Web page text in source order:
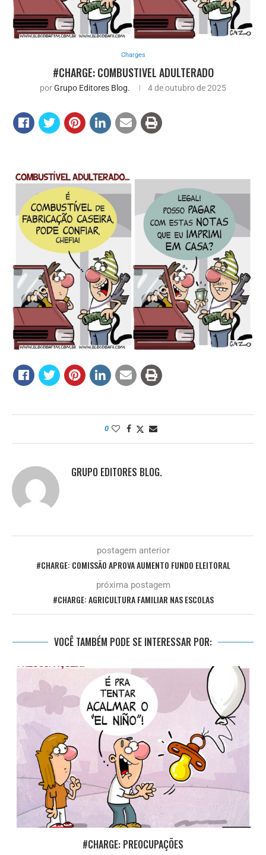
Charges
#CHARGE: COMBUSTIVEL ADULTERADO
porGrupo Editores Blog. 4 de outubro de 2025
0
GRUPO EDITORES BLOG.
postagem anterior
#CHARGE: COMISSÃO APROVA AUMENTO FUNDO ELEITORAL
próxima postagem
#CHARGE: AGRICULTURA FAMILIAR NAS ESCOLAS
VOCÊ TAMBÉM PODE SE INTERESSAR POR:
#CHARGE: PREOCUPAÇÕES